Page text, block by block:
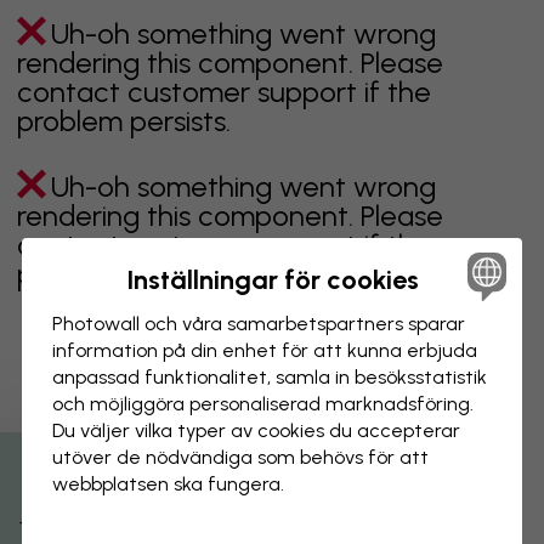
Uh-oh something went wrong
rendering this component. Please
contact customer support if the
problem persists.
Uh-oh something went wrong
rendering this component. Please
contact customer support if the
problem persists.
Visar sidan 1 av 1 sidor
Utforska fler kategorier
Inställningar för cookies
Photowall och våra samarbets­partners sparar
information på din enhet för att kunna erbjuda
anpassad funktionalitet, samla in besöks­statistik
och möjliggöra personaliserad marknads­föring.
Du väljer vilka typer av cookies du accepterar
utöver de nödvändiga som behövs för att
webbplatsen ska fungera.